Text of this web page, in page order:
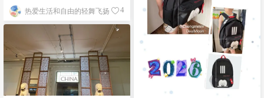
热爱生活和自由的轻舞飞扬 4